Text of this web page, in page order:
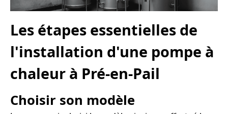
Les étapes essentielles de
l'installation d'une pompe à
chaleur à Pré-en-Pail
Choisir son modèle